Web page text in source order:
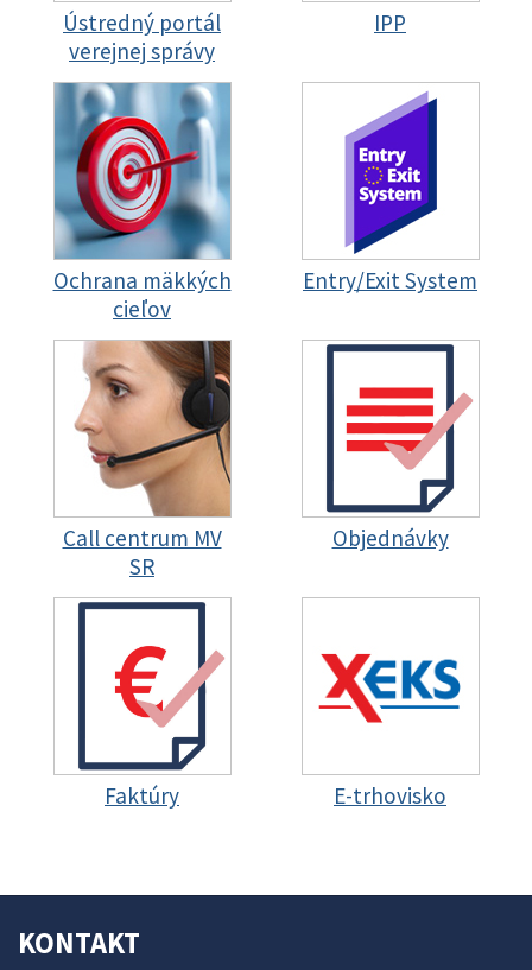
Ústredný portál
verejnej správy
IPP
Ochrana mäkkých
cieľov
Entry/Exit System
Call centrum MV
SR
Objednávky
Faktúry E-trhovisko
KONTAKT